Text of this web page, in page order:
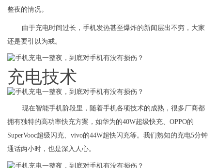
整夜的情况。
由于充电时间过长，手机发热甚至爆炸的新闻层出不穷，大家
还是要引以为戒。
充电技术
现在智能手机阶段里，随着手机各项技术的成熟，很多厂商都
拥有独特的高功率快充方案，如华为的40W超级快充、OPPO的
SuperVooc超级闪充、vivo的44W超快闪充等。我们熟知的充电5分钟
通话两小时，也是深入人心。